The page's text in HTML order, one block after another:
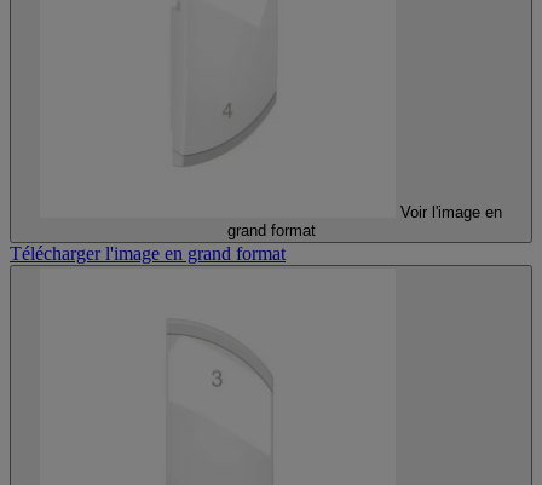
Voir l'image en
grand format
Télécharger l'image en grand format